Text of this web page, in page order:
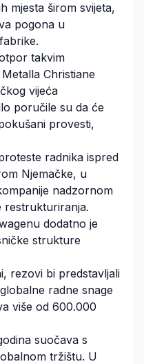
mjesta širom svijeta,
pogona u
takvim
Christiane
vijeća
poručile su da će
provesti,
radnika ispred
Njemačke, u
nadzornom
restrukturiranja.
dodatno je
strukture
rezovi bi predstavljali
radne snage
više od 600.000
suočava s
tržištu. U